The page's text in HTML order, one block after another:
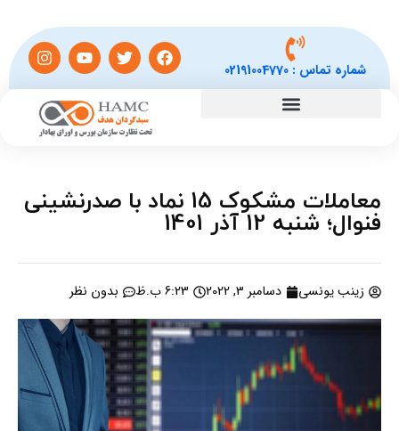
شماره تماس :02191004770
معاملات مشکوک 15 نماد با صدرنشینی
فنوال؛ شنبه 12 آذر 1401
زینب یونسی دسامبر 3, 2022 6:23 ب.ظ بدون نظر